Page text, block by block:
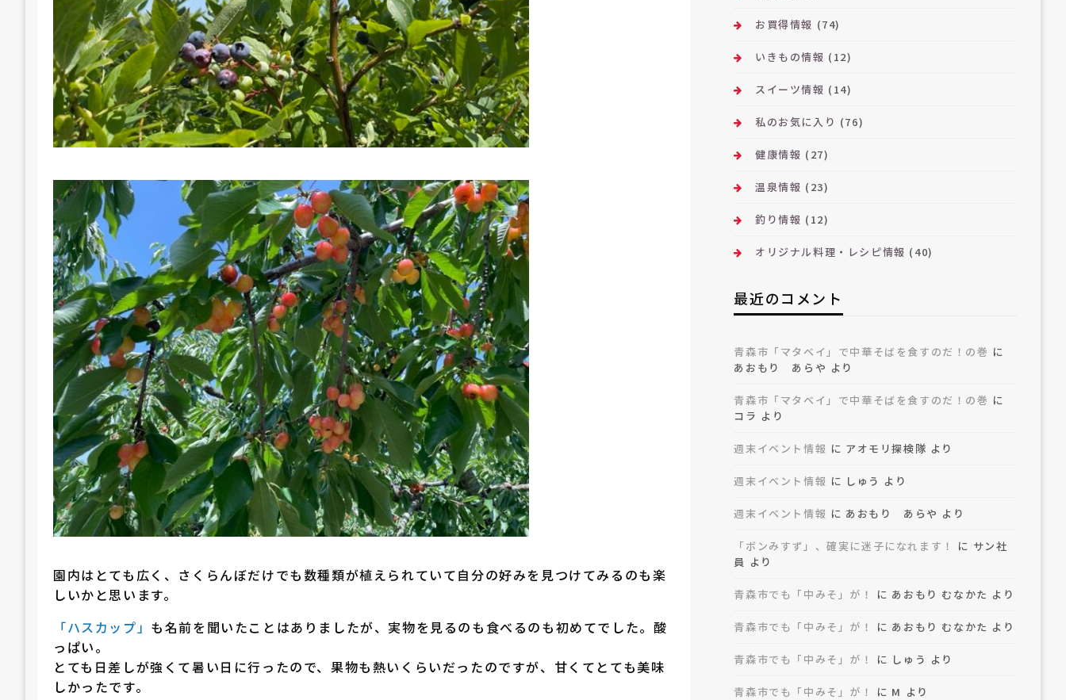
園内はとても広く、さくらんぼだけでも数種類が植えられていて自分の好みを見つけてみるのも楽
しいかと思います。
「ハスカップ」 も名前を聞いたことはありましたが、実物を見るのも食べるのも初めてでした。酸
っぱい。
とても日差しが強くて暑い日に行ったので、果物も熱いくらいだったのですが、甘くてとても美味
しかったです。
お買得情報 (74)
いきもの情報 (12)
スイーツ情報 (14)
私のお気に入り (76)
健康情報 (27)
温泉情報 (23)
釣り情報 (12)
オリジナル料理・レシピ情報 (40)
最近のコメント
青森市「マタベイ」で中華そばを食すのだ！の巻 に
あおもり あらや より
青森市「マタベイ」で中華そばを食すのだ！の巻 に
コラ より
週末イベント情報 に アオモリ探検隊 より
週末イベント情報 に しゅう より
週末イベント情報 に あおもり あらや より
「ボンみすず」、確実に迷子になれます！ に サン社
員 より
青森市でも「中みそ」が！ に あおもり むなかた より
青森市でも「中みそ」が！ に あおもり むなかた より
青森市でも「中みそ」が！ に しゅう より
青森市でも「中みそ」が！ に M より